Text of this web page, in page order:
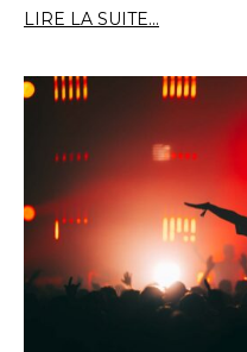
LIRE LA SUITE...